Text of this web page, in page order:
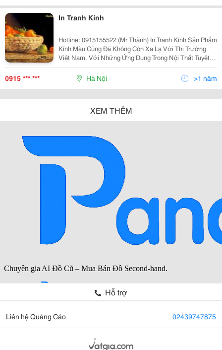
In Tranh Kính
Hotline: 0915155522 (Mr Thành) In Tranh Kính Sản Phẩm
Kính Màu Cũng Đã Không Còn Xa Lạ Với Thị Trường
Việt Nam. Với Những Ứng Dụng Trong Nội Thất Tuyệt
Vời Sản Phẩm Kính Cải Tiến Này Đã Làm Thay Đổi
Hoàn Toàn Việc Trang Trí Nội Thất Của Nhiều G
0915 *** *** Hà Nội >1 năm
XEM THÊM
Hỗ trợ
Liên hệ Quảng Cáo 02439747875